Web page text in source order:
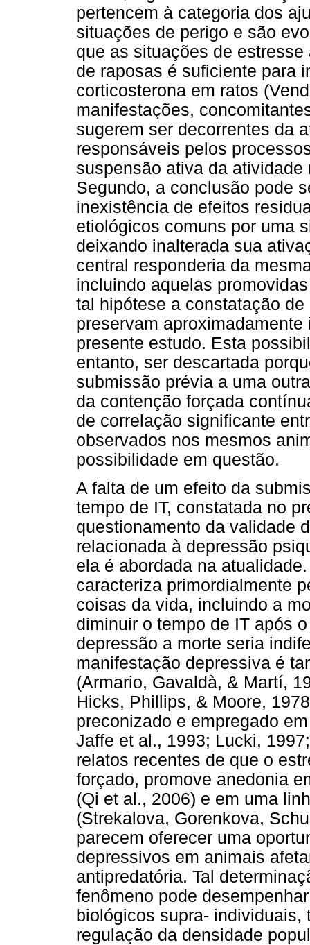
pertencem à categoria dos
situações de perigo e são
que as situações de
de raposas é suficiente para
corticosterona em ratos
manifestações,
sugerem ser decorrentes da
responsáveis pelos
suspensão ativa da
Segundo, a conclusão pode
inexistência de efeitos
etiológicos comuns por uma
deixando inalterada sua
central responderia da
incluindo aquelas
tal hipótese a constatação
preservam
presente estudo. Esta
entanto, ser descartada
submissão prévia a uma
da contenção forçada
de correlação significante
observados nos mesmos
possibilidade em questão.
A falta de um efeito da
tempo de IT, constatada no
questionamento da validade
relacionada à depressão
ela é abordada na
caracteriza primordialmente
coisas da vida, incluindo a
diminuir o tempo de IT após
depressão a morte seria
manifestação depressiva é
(Armario, Gavaldà, & Martí,
Hicks, Phillips, & Moore,
preconizado e empregado
Jaffe et al., 1993; Lucki,
relatos recentes de que o
forçado, promove anedonia
(Qi et al., 2006) e em uma
(Strekalova, Gorenkova,
parecem oferecer uma
depressivos em animais
antipredatória. Tal
fenômeno pode
biológicos supra-
regulação da densidade